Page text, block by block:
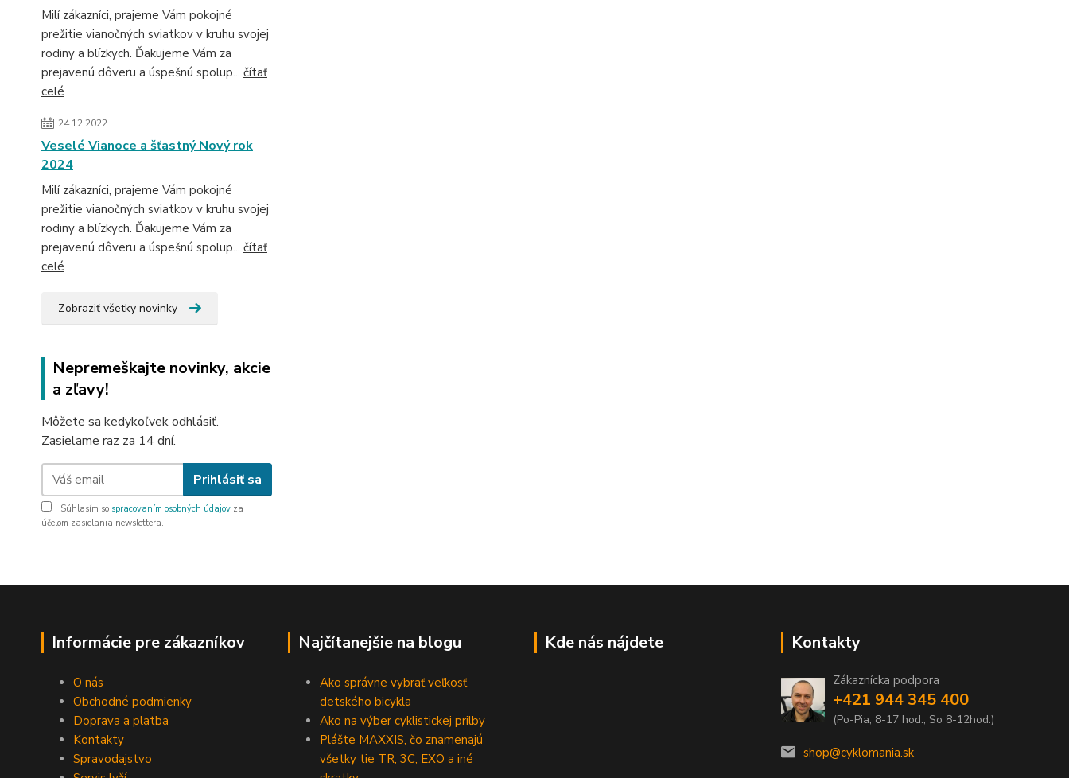
Milí zákazníci, prajeme Vám pokojné
prežitie vianočných sviatkov v kruhu svojej
rodiny a blízkych. Ďakujeme Vám za
prejavenú dôveru a úspešnú spolup... čítať
celé
24.12.2022
Veselé Vianoce a šťastný Nový rok
2024
Milí zákazníci, prajeme Vám pokojné
prežitie vianočných sviatkov v kruhu svojej
rodiny a blízkych. Ďakujeme Vám za
prejavenú dôveru a úspešnú spolup... čítať
celé
Zobraziť všetky novinky
Nepremeškajte novinky, akcie
a zľavy!
Môžete sa kedykoľvek odhlásiť.
Zasielame raz za 14 dní.
Prihlásiť sa
Súhlasím so spracovaním osobných údajov za
účelom zasielania newslettera.
Informácie pre zákazníkov
O nás
Obchodné podmienky
Doprava a platba
Kontakty
Spravodajstvo
Najčítanejšie na blogu
Ako správne vybrať veľkosť
detského bicykla
Ako na výber cyklistickej prilby
Plášte MAXXIS, čo znamenajú
všetky tie TR, 3C, EXO a iné
Kde nás nájdete Kontakty
Zákaznícka podpora
+421 944 345 400
(Po-Pia, 8-17 hod., So 8-12hod.)
shop@cyklomania.sk